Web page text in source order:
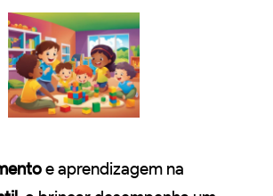
e aprendizagem na